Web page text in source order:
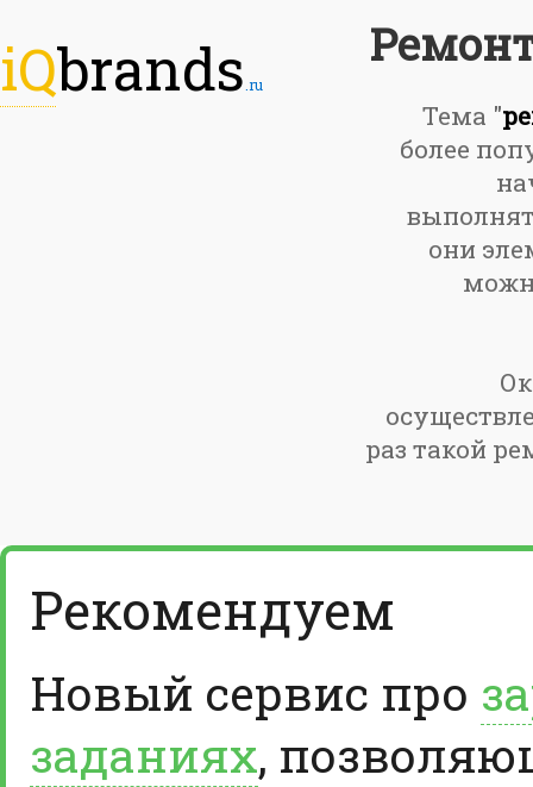
iQbrands .ru
Тема "
более
они
раз такой
Рекомендуем
Новый сервис про
заданиях,